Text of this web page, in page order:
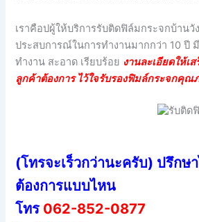
เราคือปผู้ให้บริการรับติดฟิล์มกระจกบ้าน
ประสบการณ์ในการทำงานมากกว่า 10 ปี
ทำงาน สะอาด เรียบร้อย งานละเอียดให้เ
ลูกค้าต้องการ ไว้ใจรับรองฟิมล์กระจกคุ
(โทรจะเร็วกว่านะครับ) ปรึกษ
ต้องการแบบไหน
โทร 062-852-0877